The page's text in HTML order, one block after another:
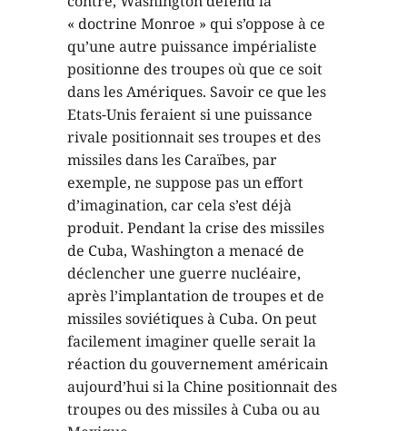
« doctrine Monroe » qui s’oppose à ce
qu’une autre puissance impérialiste
positionne des troupes où que ce soit
dans les Amériques. Savoir ce que les
Etats-Unis feraient si une puissance
rivale positionnait ses troupes et des
missiles dans les Caraïbes, par
exemple, ne suppose pas un effort
d’imagination, car cela s’est déjà
produit. Pendant la crise des missiles
de Cuba, Washington a menacé de
déclencher une guerre nucléaire,
après l’implantation de troupes et de
missiles soviétiques à Cuba. On peut
facilement imaginer quelle serait la
réaction du gouvernement américain
aujourd’hui si la Chine positionnait des
troupes ou des missiles à Cuba ou au